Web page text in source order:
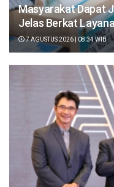
Masyarakat Dapat
Jelas Berkat
7 AGUSTUS 2026 | 08:34 WIB